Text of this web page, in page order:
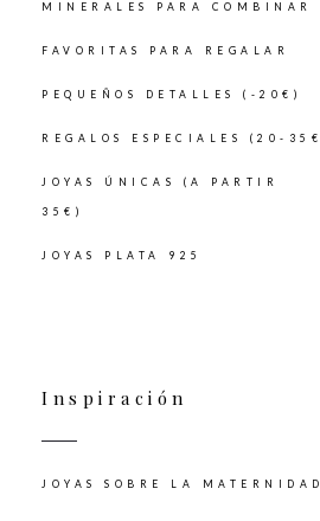
MINERALES PARA COMBINAR
FAVORITAS PARA REGALAR
PEQUEÑOS DETALLES (-20€)
REGALOS ESPECIALES (20-35€
JOYAS ÚNICAS (A PARTIR
35€)
JOYAS PLATA 925
Inspiración
JOYAS SOBRE LA MATERNIDAD